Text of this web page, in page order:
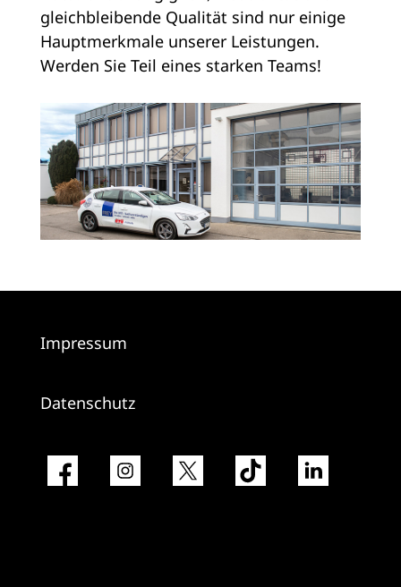
gleichbleibende Qualität sind nur einige
Hauptmerkmale unserer Leistungen.
Werden Sie Teil eines starken Teams!
Impressum
Datenschutz